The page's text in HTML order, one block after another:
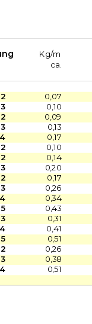
Abmessung Kg/m
2 0,07
3 0,10
2 0,09
3 0,13
4 0,17
2 0,10
2 0,14
3 0,20
2 0,17
3 0,26
4 0,34
5 0,43
3 0,31
4 0,41
5 0,51
2 0,26
3 0,38
4 0,51